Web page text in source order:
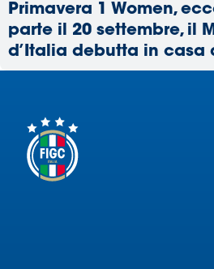
Primavera 1 Women,
parte il 20 settembre, il
d’Italia debutta in casa